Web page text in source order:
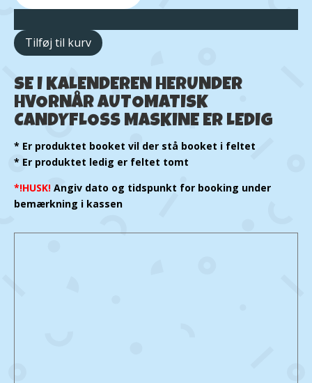
Tilføj til kurv
SE I KALENDEREN HERUNDER
HVORNÅR AUTOMATISK
CANDYFLOSS MASKINE ER LEDIG
* Er produktet booket vil der stå booket i feltet
* Er produktet ledig er feltet tomt
*!HUSK! Angiv dato og tidspunkt for booking under
bemærkning i kassen